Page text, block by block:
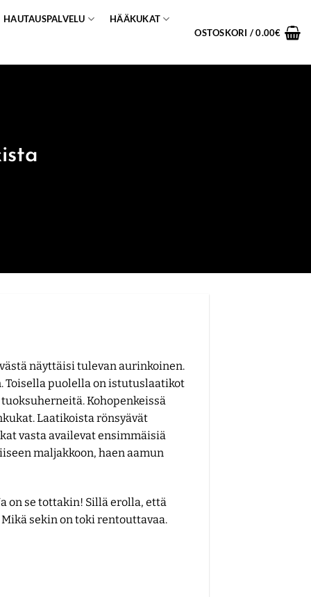
HAUTAUSPALVELU
HÄÄKUKAT
OSTOSKORI /0.00€
näyttäisi tulevan aurinkoinen.
Toisella puolella on istutuslaatikot
Kohopenkeissä
Laatikoista rönsyävät
vasta availevat ensimmäisiä
maljakkoon, haen aamun
on se tottakin! Sillä erolla, että
sekin on toki rentouttavaa.